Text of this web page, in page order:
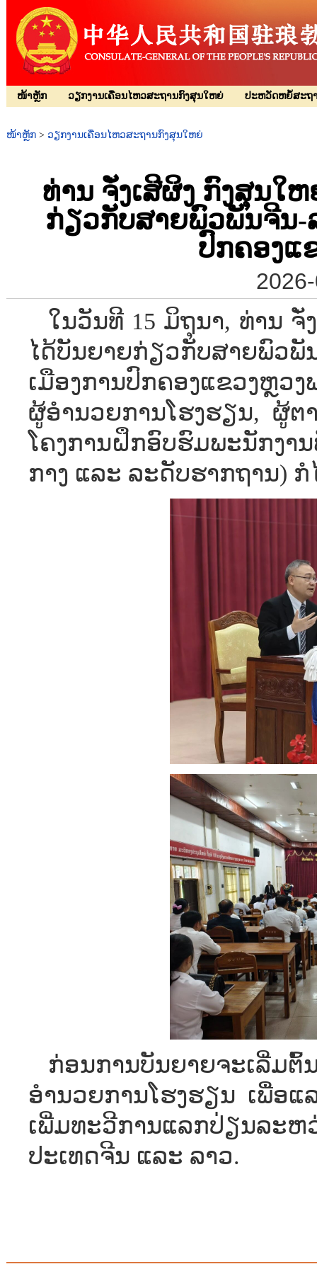
ໜ້າຫຼັກ ວຽກງານເຄື່ອນໄຫວສະຖານກົງສຸນໃຫຍ່ ປະຫວັດຫຍໍ້ສະຖ
ໜ້າຫຼັກ > ວຽກງານເຄື່ອນໄຫວສະຖານກົງສຸນໃຫຍ່
ທ່ານ ຈັ່ງເສີຜິງ ກົງສຸນໃ
ກ່ຽວກັບສາຍພົວພັນຈີນ-
ປົກຄອງແ
ໃນວັນທີ 15 ມິຖຸນາ, ທ່ານ ຈັ່
ໄດ້ບັນຍາຍກ່ຽວກັບສາຍພົວ
ເມືອງການປົກຄອງແຂວງຫຼວ
ຜູ້ອຳນວຍການໂຮງຮຽນ, ຜູ້
ໂຄງການຝຶກອົບຮົມພະນັກງ
ກາງ ແລະ ລະດັບຮາກຖານ) ກໍ
ກ່ອນການບັນຍາຍຈະເລີ່ມ
ອຳນວຍການໂຮງຮຽນ ເພື່ອ
ເພີ່ມທະວີການແລກປ່ຽນລະຫ
ປະເທດຈີນ ແລະ ລາວ.